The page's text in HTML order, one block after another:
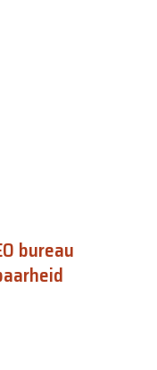
bureau